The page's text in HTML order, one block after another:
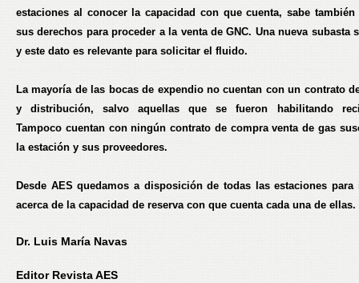
estaciones al conocer la capacidad con que cuenta, sabe
sus derechos para proceder a la venta de GNC. Una nueva subasta
y este dato es relevante para solicitar el fluido.
La mayoría de las bocas de expendio no cuentan con un contrato
y distribución, salvo aquellas que se fueron habilitando
Tampoco cuentan con ningún contrato de compra venta de gas
la estación y sus proveedores.
Desde AES quedamos a disposición de todas las estaciones para
acerca de la capacidad de reserva con que cuenta cada una de ellas.
Dr. Luis María Navas
Editor Revista AES